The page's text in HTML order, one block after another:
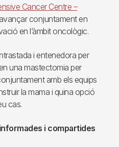
Cancer Centre –
conjuntament en
en l’àmbit oncològic.
i entenedora per
una mastectomia per
amb els equips
la mama i quina opció
cas.
i compartides